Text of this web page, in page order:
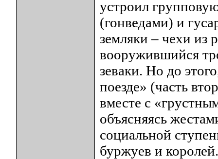
устроил
(гонведами) и
земляки – чехи из
вооружившийся
зеваки. Но до
поезде» (часть
вместе с
объясняясь
социальной
буржуев и королей.